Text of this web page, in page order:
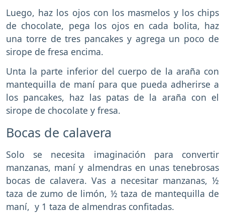
Luego, haz los ojos con los masmelos y los chips
de chocolate, pega los ojos en cada bolita, haz
una torre de tres pancakes y agrega un poco de
sirope de fresa encima.
Unta la parte inferior del cuerpo de la araña con
mantequilla de maní para que pueda adherirse a
los pancakes, haz las patas de la araña con el
sirope de chocolate y fresa.
Bocas de calavera
Solo se necesita imaginación para convertir
manzanas, maní y almendras en unas tenebrosas
bocas de calavera. Vas a necesitar manzanas, ½
taza de zumo de limón, ½ taza de mantequilla de
maní, y 1 taza de almendras confitadas.